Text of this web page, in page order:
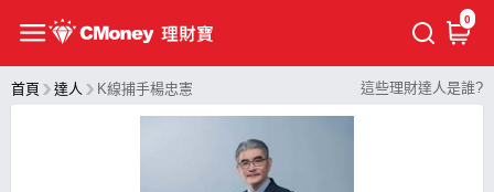
0
首頁 達人 K線捕手楊忠憲 這些理財達人是誰?